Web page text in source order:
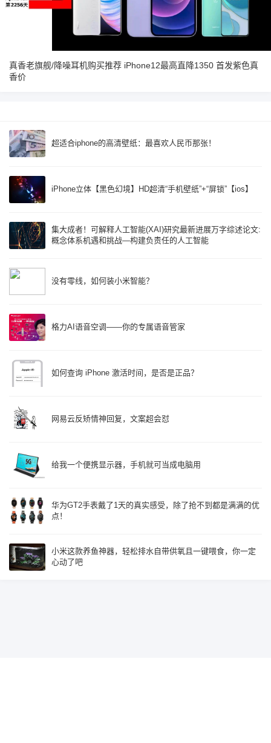
真香老旗舰/降噪耳机购买推荐 iPhone12最高直降1350 首发紫色真
香价
超适合iphone的高清壁纸：最喜欢人民币那张！
iPhone立体【黑色幻境】HD超清“手机壁纸”+“屏锁”【ios】
集大成者！可解释人工智能(XAI)研究最新进展万字综述论文:
概念体系机遇和挑战—构建负责任的人工智能
没有零线，如何装小米智能？
格力AI语音空调——你的专属语音管家
如何查询 iPhone 激活时间，是否是正品？
网易云反矫情神回复，文案超会怼
给我一个便携显示器，手机就可当成电脑用
华为GT2手表戴了1天的真实感受，除了抢不到都是满满的优
点！
小米这款养鱼神器，轻松排水自带供氧且一键喂食，你一定
心动了吧